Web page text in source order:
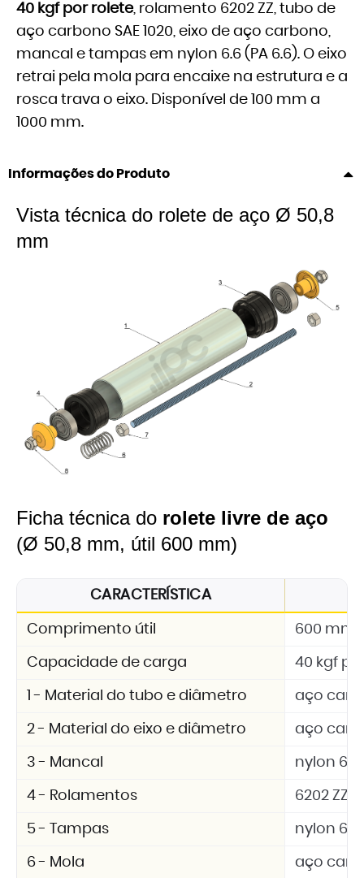
40 kgf por rolete, rolamento 6202 ZZ, tubo de
aço carbono SAE 1020, eixo de aço carbono,
mancal e tampas em nylon 6.6 (PA 6.6). O eixo
retrai pela mola para encaixe na estrutura e a
rosca trava o eixo. Disponível de 100 mm a
1000 mm.
Informações do Produto
Vista técnica do rolete de aço Ø 50,8
mm
Ficha técnica do rolete livre de aço
(Ø 50,8 mm, útil 600 mm)
CARACTERÍSTICA
Comprimento útil 600 mm
Capacidade de carga 40 kgf
1 - Material do tubo e diâmetro aço
2 - Material do eixo e diâmetro aço
3 - Mancal nylon 6.6
4 - Rolamentos 6202 ZZ
5 - Tampas nylon 6.6
6 - Mola aço